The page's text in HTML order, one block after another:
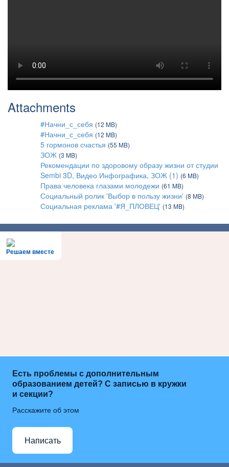
Attachments
#Начни_с_себя (12 MB)
#Начни_с_себя (12 MB)
5 гормонов счастья (55 MB)
ЗОЖ (3 MB)
Рекомендации по здоровому образу жизни от студии
Sembi 3D, Видео Инфографика, ЗОЖ (1) (6 MB)
Права человека глазами молодежи (61 MB)
Социальный ролик 'Выбор в пользу жизни' (8 MB)
Социальная реклама '#Я_ПЛОВЕЦ' (13 MB)
Решаем вместе
Есть проблемы с дополнительным
образованием детей? С записью в кружки
и секции?
Расскажите об этом
Написать